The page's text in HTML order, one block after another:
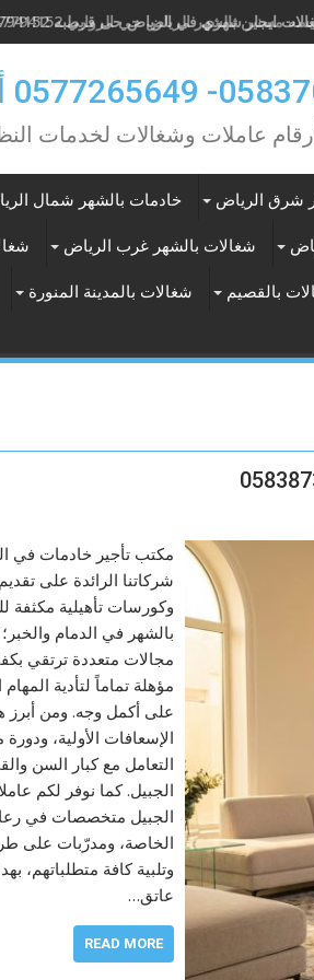
مسنين بالشهر الرياض حي الروابي 0547794152
أرقام عاملات بالشهر
عاملات وشغالات لخدمات
شرق الرياض خادمات بالشهر شمال
شغالات بالشهر غرب الرياض
بالقصيم شغالات بالمدينة المنورة
مكتب تأجير خادمات في
شركاتنا الرائدة على
وكورسات تأهيلية مكثفة
بالشهر في الدمام
مجالات متعددة ترتقي
مؤهلة تماماً لتأدية المهام
على أكمل وجه. ومن أبرز
الإسعافات الأولية،
التعامل مع كبار السن
الجبيل. كما نوفر لكم
الجبيل متخصصات في
الخاصة، ومدرّبات على
وتلبية كافة
عاتق…
READ MORE